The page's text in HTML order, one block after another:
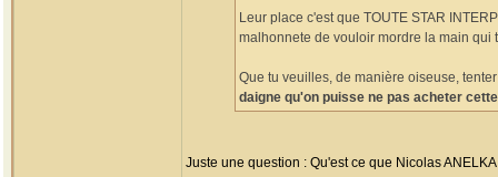
Leur place c'est que TOUTE STAR
malhonnete de vouloir mordre la main qui
Que tu veuilles, de manière oiseuse,
daigne qu'on puisse ne pas acheter
Juste une question : Qu'est ce que Nicolas